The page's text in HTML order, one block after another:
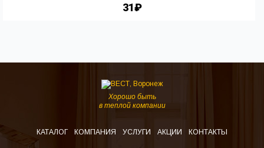
31₽
Хорошо быть
в теплой компании
КАТАЛОГ КОМПАНИЯ УСЛУГИ АКЦИИ КОНТАКТЫ